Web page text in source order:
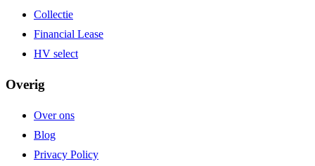
Collectie
Financial Lease
HV select
Overig
Over ons
Blog
Privacy Policy